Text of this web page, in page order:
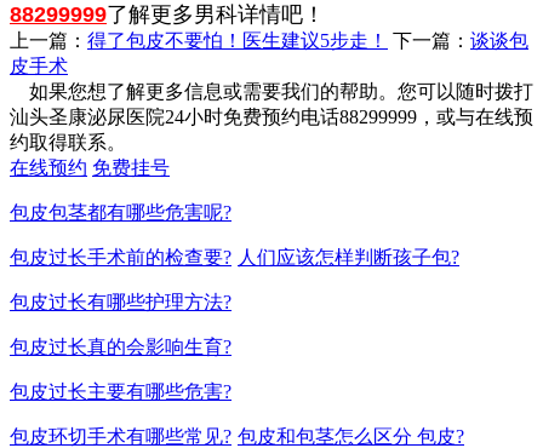
88299999了解更多男科详情吧！
上一篇： 得了包皮不要怕！医生建议5步走！ 下一篇： 谈谈包
皮手术
如果您想了解更多信息或需要我们的帮助。您可以随时拨打
汕头圣康泌尿医院24小时免费预约电话88299999，或与在线预
约取得联系。
在线预约 免费挂号
包皮包茎都有哪些危害呢?
包皮过长手术前的检查要? 人们应该怎样判断孩子包?
包皮过长有哪些护理方法?
包皮过长真的会影响生育?
包皮过长主要有哪些危害?
包皮环切手术有哪些常见? 包皮和包茎怎么区分 包皮?